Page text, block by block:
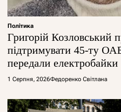
Політика
Григорій Козловський
підтримувати 45-ту
передали електробайки
1 Серпня, 2026Федоренко Світлана